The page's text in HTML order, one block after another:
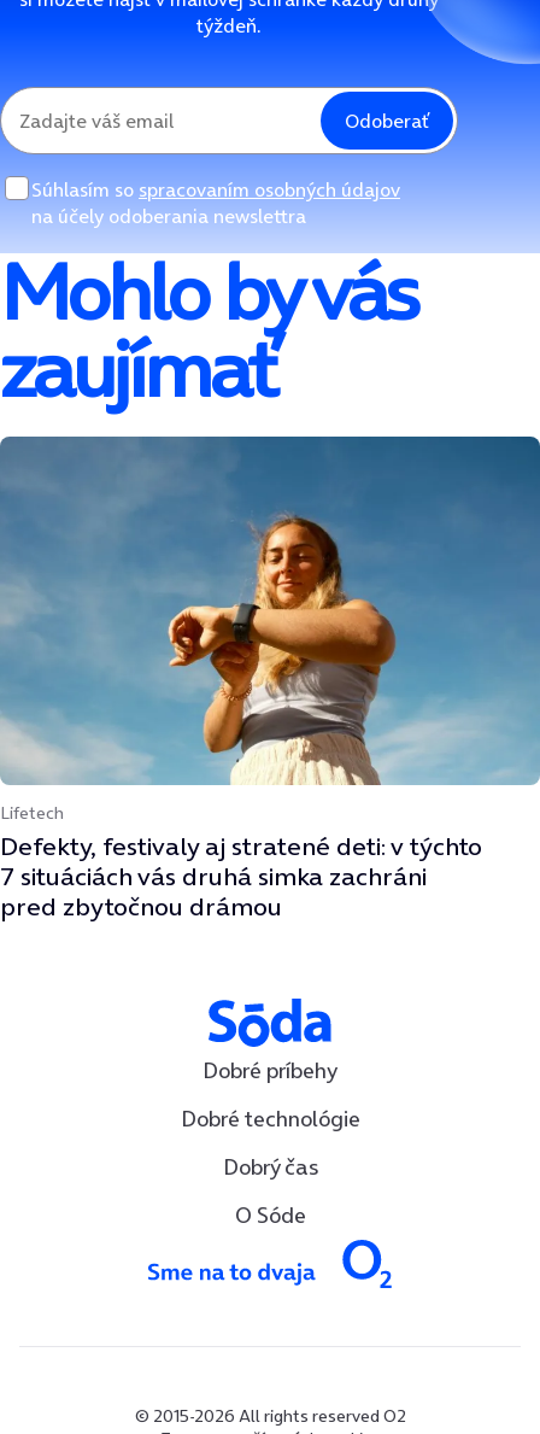
týždeň.
Odoberať
Súhlasím so spracovaním osobných údajov
na účely odoberania newslettra
Mohlo by vás
zaujímať
Lifetech
Defekty, festivaly aj stratené deti: v týchto
7 situáciách vás druhá simka zachráni
pred zbytočnou drámou
Dobré príbehy
Dobré technológie
Dobrý čas
O Sóde
© 2015-2026 All rights reserved O2